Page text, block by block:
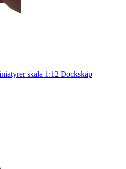
skala 1:12 Dockskåp